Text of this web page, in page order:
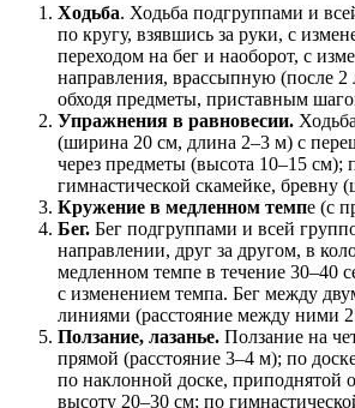
Ходьба. Ходьба подгруппами и
по кругу, взявшись за руки, с
переходом на бег и наоборот, с
направления, врассыпную (после 2
обходя предметы, приставным
Упражнения в равновесии.
(ширина 20 см, длина 2–3 м) с
через предметы (высота 10–15 см);
гимнастической скамейке, бревну
Кружение в медленном темпе (с
Бег. Бег подгруппами и всей
направлении, друг за другом, в
медленном темпе в течение 30–40
с изменением темпа. Бег между
линиями (расстояние между ними
Ползание, лазанье. Ползание на
прямой (расстояние 3–4 м); по
по наклонной доске, приподнятой
высоту 20–30 см; по